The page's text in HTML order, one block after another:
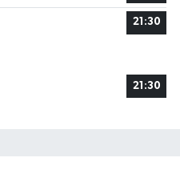
21:30
21:30